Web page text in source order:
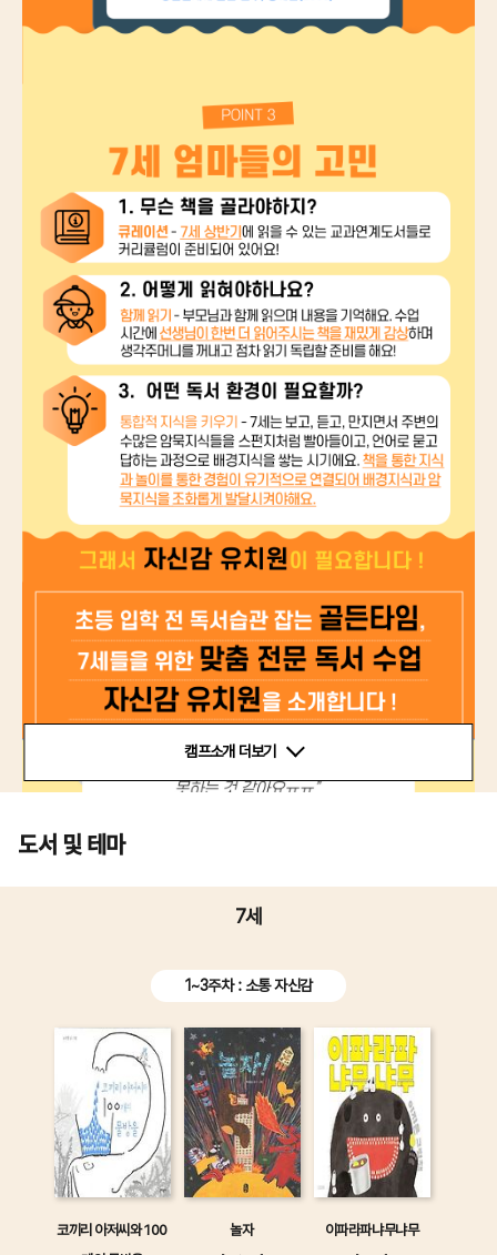
캠프소개 더보기
도서 및 테마
7세
1~3주차 : 소통 자신감
코끼리 아저씨와 100
놀자 이파라파냐무냐무